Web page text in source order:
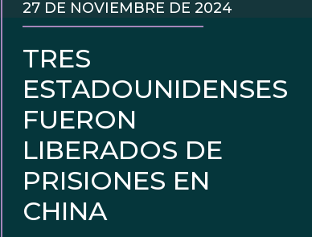
TRES
ESTADOUNIDENSES
FUERON
LIBERADOS DE
PRISIONES EN
CHINA
27 DE NOVIEMBRE DE 2024